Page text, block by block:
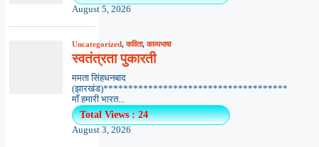
August 5, 2026
Uncategorized,कविता,काव्यभाषा
स्वतंत्रता पुकारती
ममता सिंहधनबाद
(झारखंड)*************************************
माँ हमारी भारत...
Total Views : 24
August 3, 2026